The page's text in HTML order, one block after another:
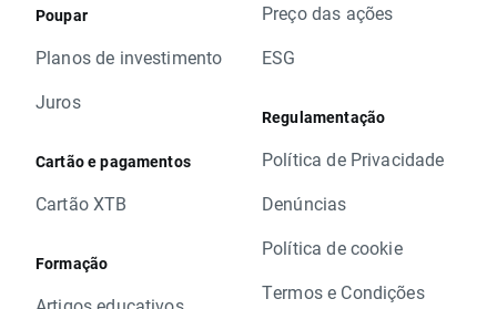
Poupar
Planos de investimento
Juros
Cartão e pagamentos
Cartão XTB
Formação
Preço das ações
ESG
Regulamentação
Política de Privacidade
Denúncias
Política de cookie
Termos e Condições